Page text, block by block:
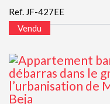
Ref. JF-427EE
Vendu